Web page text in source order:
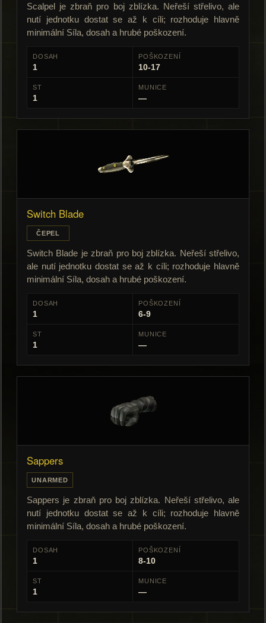
Scalpel je zbraň pro boj zblízka. Neřeší střelivo, ale
nutí jednotku dostat se až k cíli; rozhoduje hlavně
minimální Síla, dosah a hrubé poškození.
DOSAH
1
POŠKOZENÍ
10-17
ST
1
MUNICE
—
Switch Blade
ČEPEL
Switch Blade je zbraň pro boj zblízka. Neřeší střelivo,
ale nutí jednotku dostat se až k cíli; rozhoduje hlavně
minimální Síla, dosah a hrubé poškození.
DOSAH
1
POŠKOZENÍ
6-9
ST
1
MUNICE
—
Sappers
UNARMED
Sappers je zbraň pro boj zblízka. Neřeší střelivo, ale
nutí jednotku dostat se až k cíli; rozhoduje hlavně
minimální Síla, dosah a hrubé poškození.
DOSAH
1
POŠKOZENÍ
8-10
ST
1
MUNICE
—